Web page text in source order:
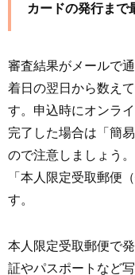
カードの発行まで
審査結果がメールで
着日の翌日から数え
す。申込時にオンラ
完了した場合は「簡
ので注意しましょう
「本人限定受取郵便
す。
本人限定受取郵便で
証やパスポートなど